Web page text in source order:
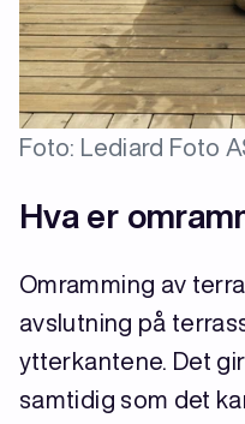
Foto: Lediard Foto
Hva er
Omramming av
avslutning på
ytterkantene. Det
samtidig som det